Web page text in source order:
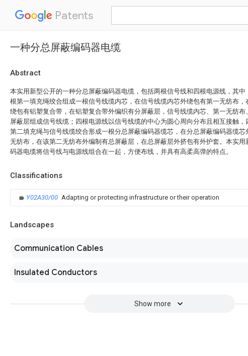
Patents
一种分总屏蔽编码器电缆
Abstract
本实用新型公开的一种分总屏蔽编码器电缆，包括两根信号线和四根电源线，其中
根第一填充绳绞合组成一根信号线缆内芯，在信号线缆内芯外绕包有第一无纺布，
绕包有铝塑复合带，在铝塑复合带外编织有分屏蔽层，信号线缆内芯、第一无纺布
屏蔽层组成信号线缆；四根电源线以信号线缆的中心为圆心周向分布且相互接触，
第二填充绳与信号线缆绞合形成一根分总屏蔽编码器缆芯，在分总屏蔽编码器缆芯
无纺布，在该第二无纺布外编制有总屏蔽层，在总屏蔽层外挤包有外护套。本实用
码器电缆将信号线与电源线组合在一起，方便布线，并具有高柔高弹的特点。
Classifications
Y02A30/00 Adapting or protecting infrastructure or their operation
Landscapes
Communication Cables
Insulated Conductors
Show more